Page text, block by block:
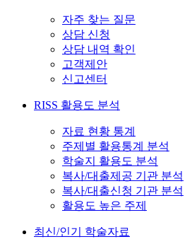
자주 찾는 질문
상담 신청
상담 내역 확인
고객제안
신고센터
RISS 활용도 분석
자료 현황 통계
주제별 활용통계 분석
학술지 활용도 분석
복사/대출제공 기관 분석
복사/대출신청 기관 분석
활용도 높은 주제
최신/인기 학술자료